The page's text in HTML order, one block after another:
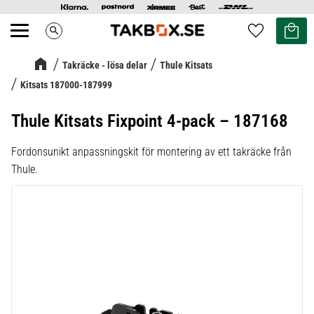
Meny search Favoriter
Kundvagn
Takräcke - lösa delar
Thule Kitsats
Kitsats 187000-187999
Thule Kitsats Fixpoint 4-pack – 187168
Fordonsunikt anpassningskit för montering av ett takräcke från
Thule.